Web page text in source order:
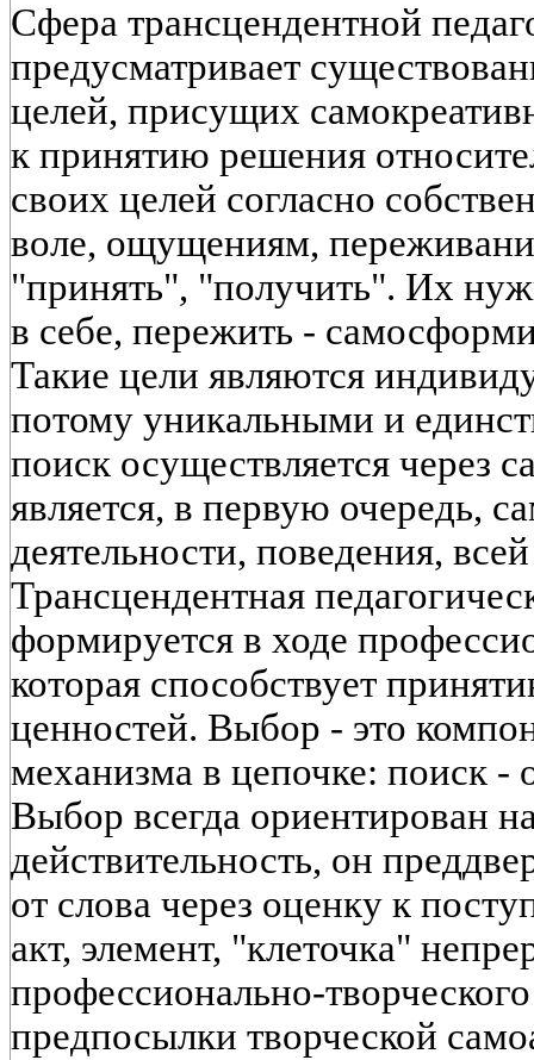
Сфера трансцендентной
предусматривает
целей, присущих
к принятию решения
своих целей согласно
воле, ощущениям,
"принять", "получить". Их
в себе, пережить -
Такие цели являются
потому уникальными и
поиск осуществляется через
является, в первую очередь,
деятельности, поведения,
Трансцендентная
формируется в ходе
которая способствует
ценностей. Выбор - это
механизма в цепочке: поиск -
Выбор всегда ориентирован
действительность, он
от слова через оценку к
акт, элемент, "клеточка"
профессионально-
предпосылки творческой